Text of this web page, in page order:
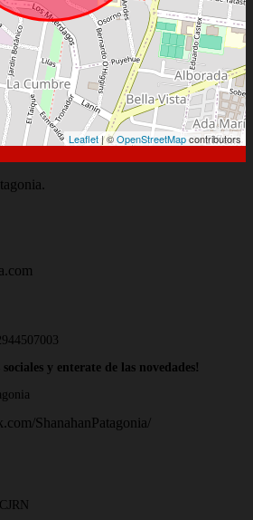
Leaflet | ©OpenStreetMapcontributors
y enterate de las novedades!
ShanahanPatagonia/